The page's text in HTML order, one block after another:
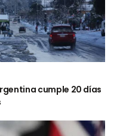
cumple 20 días